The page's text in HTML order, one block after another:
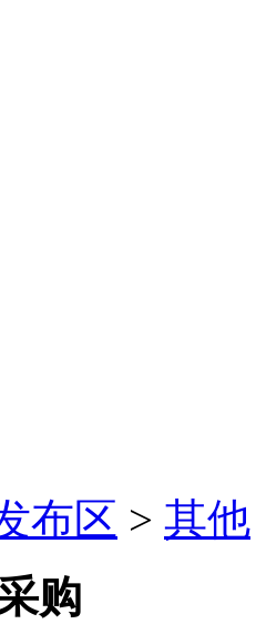
布区 > 其他
购